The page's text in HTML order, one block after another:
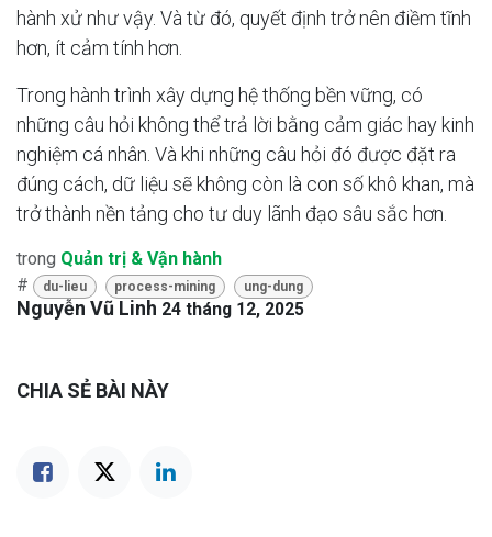
hành xử như vậy. Và từ đó, quyết định trở nên điềm tĩnh
hơn, ít cảm tính hơn.
Trong hành trình xây dựng hệ thống bền vững, có
những câu hỏi không thể trả lời bằng cảm giác hay kinh
nghiệm cá nhân. Và khi những câu hỏi đó được đặt ra
đúng cách, dữ liệu sẽ không còn là con số khô khan, mà
trở thành nền tảng cho tư duy lãnh đạo sâu sắc hơn.
trong Quản trị & Vận hành
#
du-lieu process-mining ung-dung
Nguyễn Vũ Linh 24 tháng 12, 2025
CHIA SẺ BÀI NÀY